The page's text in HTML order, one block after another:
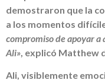
demostraron que la
a los momentos
compromiso de apoyar
Ali» , explicó Matthew
Ali, visiblemente